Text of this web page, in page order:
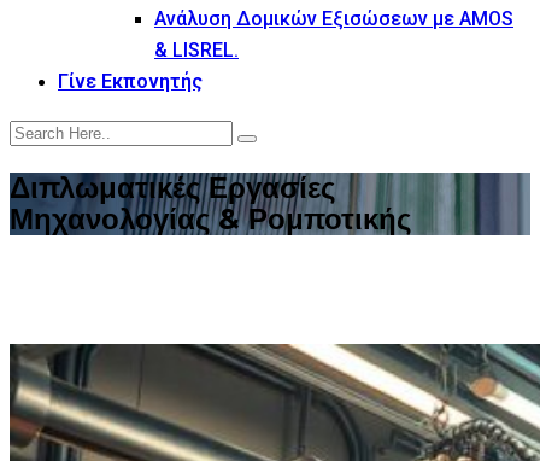
Ανάλυση Δομικών Εξισώσεων με AMOS
& LISREL.
Γίνε Εκπονητής
Διπλωματικές Εργασίες
Μηχανολογίας & Ρομποτικής